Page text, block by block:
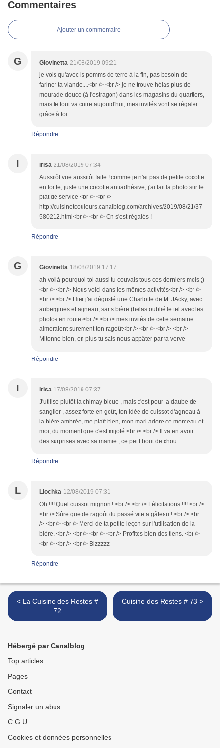
Commentaires
Ajouter un commentaire
G Giovinetta 21/08/2019 09:21
je vois qu'avec ls pomms de terre à la fin, pas besoin de
fariner ta viande....<br /> <br /> je ne trouve hélas plus de
mourade douce (à l'estragon) dans les magasins du quartiers,
mais le tout va cuire aujourd'hui, mes invités vont se régaler
grâce à toi
Répondre
I irisa 21/08/2019 07:34
Aussitôt vue aussitôt faite ! comme je n'ai pas de petite cocotte
en fonte, juste une cocotte antiadhésive, j'ai fait la photo sur le
plat de service <br /> <br />
http://cuisinetcouleurs.canalblog.com/archives/2019/08/21/37
580212.html<br /> <br /> On s'est régalés !
Répondre
G Giovinetta 18/08/2019 17:17
ah voilà pourquoi toi aussi tu couvais tous ces derniers mois ;)
<br /> <br /> Nous voici dans les mêmes activités<br /> <br />
<br /> <br /> Hier j'ai dégusté une Charlotte de M. JAcky, avec
aubergines et agneau, sans bière (hélas oublié le tel avec les
photos en route)<br /> <br /> mes invités de cette semaine
aimeraient surement ton ragoût<br /> <br /> <br /> <br />
Mitonne bien, en plus tu sais nous appâter par ta verve
Répondre
I irisa 17/08/2019 07:37
J'utilise plutôt la chimay bleue , mais c'est pour la daube de
sanglier , assez forte en goût, ton idée de cuissot d'agneau à
la bière ambrée, me plaît bien, mon mari adore ce morceau et
moi, du moment que c'est mijoté <br /> <br /> Il va en avoir
des surprises avec sa mamie , ce petit bout de chou
Répondre
L Liochka 12/08/2019 07:31
Oh !!!! Quel cuissot mignon ! <br /> <br /> Félicitations !!!! <br />
<br /> Sûre que de ragoût du passé vite a gâteau ! <br /> <br
/> <br /> <br /> Merci de ta petite leçon sur l'utilisation de la
bière. <br /> <br /> <br /> <br /> Profites bien des tiens. <br />
<br /> <br /> <br /> Bizzzzz
Répondre
< La Cuisine des Restes #
72
Cuisine des Restes # 73 >
Hébergé par Canalblog
Top articles
Pages
Contact
Signaler un abus
C.G.U.
Cookies et données personnelles